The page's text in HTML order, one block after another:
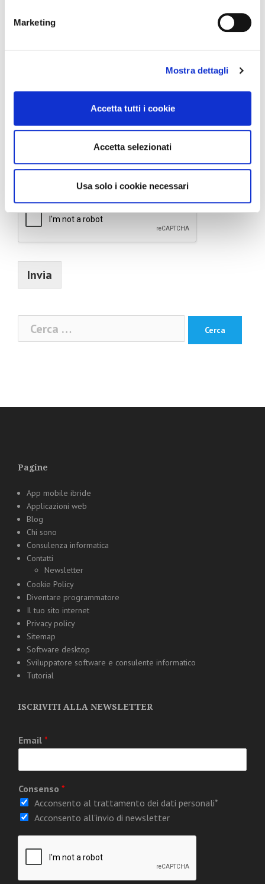
Marketing
Mostra dettagli
Accetta tutti i cookie
Accetta selezionati
Usa solo i cookie necessari
Altro
Commento o messaggio*
Acconsento al trattamento dei dati personali*
Invia
Ricerca
per:
Pagine
App mobile ibride
Applicazioni web
Blog
Chi sono
Consulenza informatica
Contatti
Newsletter
Cookie Policy
Diventare programmatore
Il tuo sito internet
Privacy policy
Sitemap
Software desktop
Sviluppatore software e consulente informatico
Tutorial
ISCRIVITI ALLA NEWSLETTER
Email *
Consenso *
Acconsento al trattamento dei dati personali*
Acconsento all'invio di newsletter